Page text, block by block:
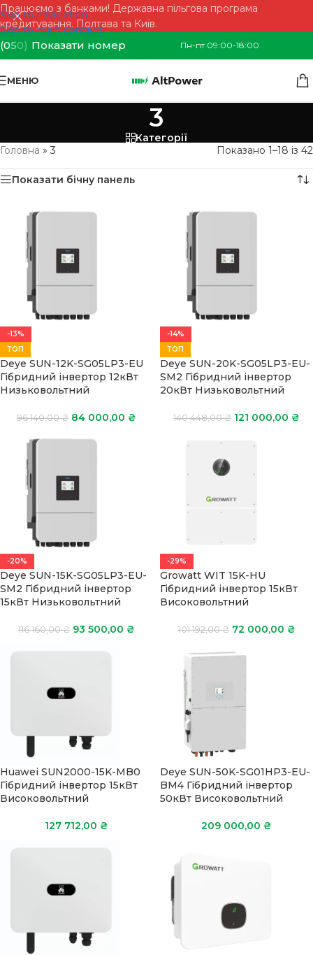
Skip to navigation
Skip to main content
Працюємо з банками! Державна пільгова програма
кредитування. Полтава та Київ.
(050) Показати номер Пн-пт 09:00-18:00
МЕНЮ
3
Категорії
Головна »3 Показано 1–18 із 42
Показати бічну панель
-13%
ТОП
Deye SUN-12K-SG05LP3-EU
Гібридний інвертор 12кВт
Низьковольтний
96 140,00₴ 84 000,00 ₴
-14%
ТОП
Deye SUN-20K-SG05LP3-EU-
SM2 Гібридний інвертор
20кВт Низьковольтний
140 448,00₴ 121 000,00 ₴
-20%
Deye SUN-15K-SG05LP3-EU-
SM2 Гібридний інвертор
15кВт Низьковольтний
116 160,00₴ 93 500,00 ₴
-29%
Growatt WIT 15K-HU
Гібридний інвертор 15кВт
Високовольтний
101 192,00₴ 72 000,00 ₴
Huawei SUN2000-15K-MB0
Гібридний інвертор 15кВт
Високовольтний
127 712,00 ₴
Deye SUN-50K-SG01HP3-EU-
BM4 Гібридний інвертор
50кВт Високовольтний
209 000,00 ₴